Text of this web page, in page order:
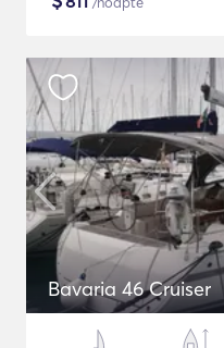
Bavaria 46 Cruiser